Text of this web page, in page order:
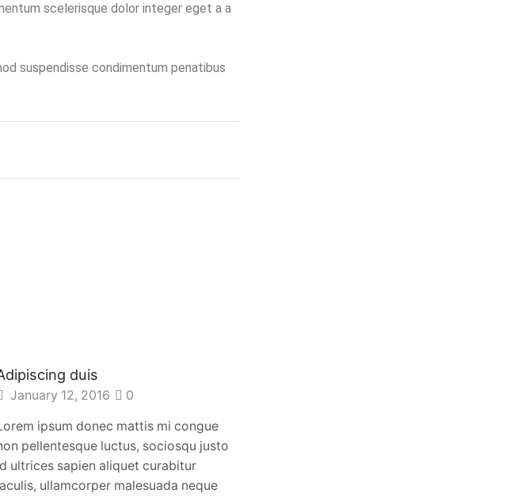
scelerisque dolor integer eget a a
suspendisse condimentum penatibus
duis
January 12, 2016 0
ipsum donec mattis mi congue
pellentesque luctus, sociosqu justo
ultrices sapien aliquet curabitur
ullamcorper malesuada neque